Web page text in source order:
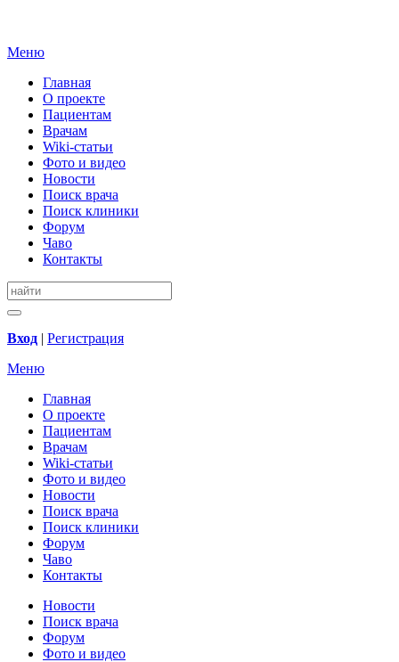
Меню
Главная
О проекте
Пациентам
Врачам
Wiki-статьи
Фото и видео
Новости
Поиск врача
Поиск клиники
Форум
Чаво
Контакты
Вход | Регистрация
Меню
Главная
О проекте
Пациентам
Врачам
Wiki-статьи
Фото и видео
Новости
Поиск врача
Поиск клиники
Форум
Чаво
Контакты
Новости
Поиск врача
Форум
Фото и видео